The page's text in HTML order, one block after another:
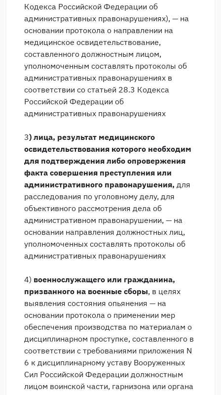
Кодекса Российской Федерации об
административных правонарушениях), — на
основании протокола о направлении на
медицинское освидетельствование,
составленного должностным лицом,
уполномоченным составлять протоколы об
административных правонарушениях в
соответствии со статьей 28.3 Кодекса
Российской Федерации об
административных правонарушениях
3) лица, результат медицинского
освидетельствования которого необходим
для подтверждения либо опровержения
факта совершения преступления или
административного правонарушения, для
расследования по уголовному делу, для
объективного рассмотрения дела об
административном правонарушении, — на
основании направления должностных лиц,
уполномоченных составлять протоколы об
административных правонарушениях
4) военнослужащего или гражданина,
призванного на военные сборы, в целях
выявления состояния опьянения — на
основании протокола о применении мер
обеспечения производства по материалам о
дисциплинарном проступке, составленного в
соответствии с требованиями приложения N
6 к дисциплинарному уставу Вооруженных
Сил Российской Федерации должностным
лицом воинской части, гарнизона или органа